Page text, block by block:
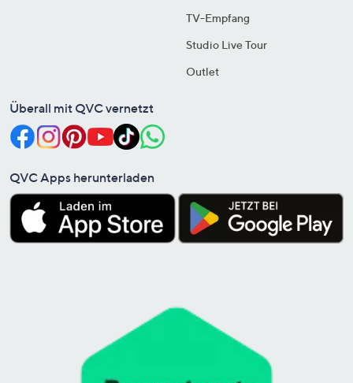
TV-Empfang
Studio Live Tour
Outlet
Überall mit QVC vernetzt
QVC Apps herunterladen